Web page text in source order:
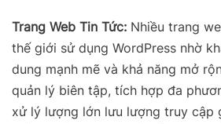
Trang Web Tin Tức: Nhiều trang
thế giới sử dụng WordPress nhờ
dung mạnh mẽ và khả năng mở
quản lý biên tập, tích hợp đa
xử lý lượng lớn lưu lượng truy cập